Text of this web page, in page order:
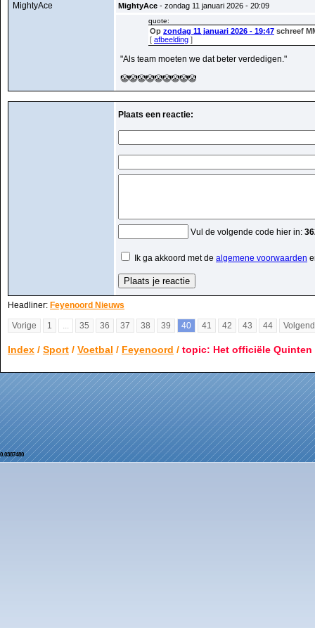
MightyAce MightyAce - zondag 11 januari 2026 - 20:09
quote:
Op zondag 11 januari 2026 - 19:47 schreef
[ afbeelding ]
"Als team moeten we dat beter verdedigen."
🤡🤡🤡🤡🤡🤡🤡🤡🤡
Plaats een reactie:
Vul de volgende code hier in:
Ik ga akkoord met de algemene voorwaarden
Headliner: Feyenoord Nieuws
Vorige 1 ... 35 36 37 38 39 40 41 42 43 44
Index / Sport / Voetbal / Feyenoord / topic: Het officiële Quinten
0.0387480